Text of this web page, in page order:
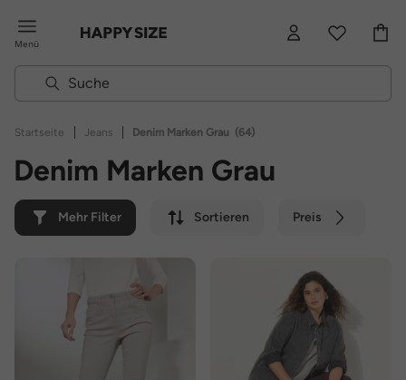
Menü
Startseite | Jeans | Denim Marken Grau (64)
Denim Marken Grau
Mehr Filter Sortieren Preis